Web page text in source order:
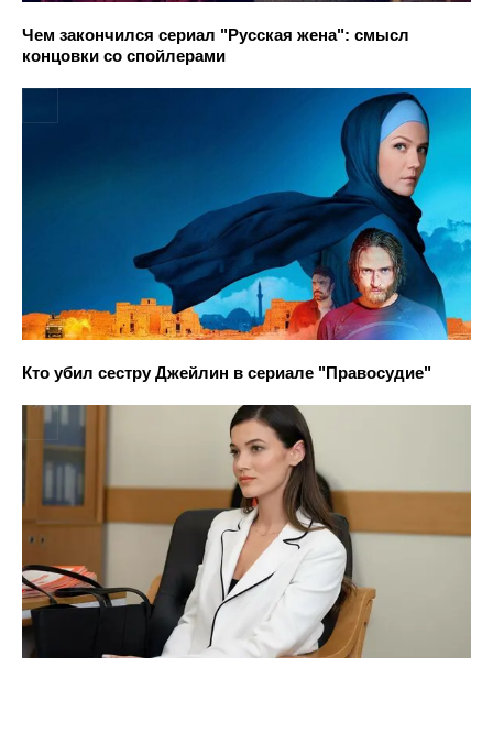
Чем закончился сериал "Русская жена": смысл
концовки со спойлерами
Кто убил сестру Джейлин в сериале "Правосудие"